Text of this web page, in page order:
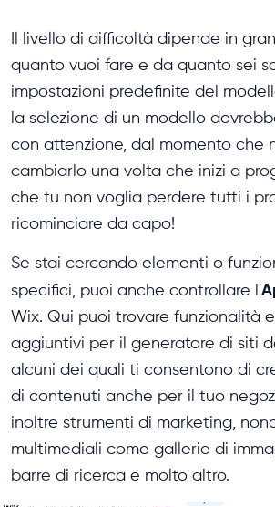
Il livello di difficoltà dipende in
quanto vuoi fare e da quanto sei
impostazioni predefinite del
la selezione di un modello
con attenzione, dal momento che
cambiarlo una volta che inizi a
che tu non voglia perdere tutti i
ricominciare da capo!
Se stai cercando elementi o
specifici, puoi anche controllare l'
Wix. Qui puoi trovare funzionalità
aggiuntivi per il generatore di siti
alcuni dei quali ti consentono di
di contenuti anche per il tuo
inoltre strumenti di marketing,
multimediali come gallerie di
barre di ricerca e molto altro.